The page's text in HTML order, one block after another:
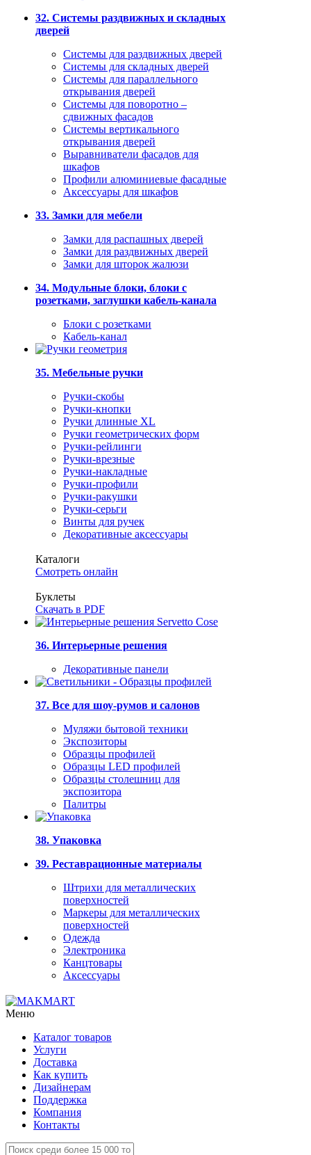
32. Системы раздвижных и складных
дверей
Системы для раздвижных дверей
Системы для складных дверей
Системы для параллельного
открывания дверей
Системы для поворотно –
сдвижных фасадов
Системы вертикального
открывания дверей
Выравниватели фасадов для
шкафов
Профили алюминиевые фасадные
Аксессуары для шкафов
33. Замки для мебели
Замки для распашных дверей
Замки для раздвижных дверей
Замки для шторок жалюзи
34. Модульные блоки, блоки с
розетками, заглушки кабель-канала
Блоки с розетками
Кабель-канал
35. Мебельные ручки
Ручки-скобы
Ручки-кнопки
Ручки длинные XL
Ручки геометрических форм
Ручки-рейлинги
Ручки-врезные
Ручки-накладные
Ручки-профили
Ручки-ракушки
Ручки-серьги
Винты для ручек
Декоративные аксессуары
Каталоги
Смотреть онлайн
Буклеты
Скачать в PDF
36. Интерьерные решения
Декоративные панели
37. Все для шоу-румов и салонов
Муляжи бытовой техники
Экспозиторы
Образцы профилей
Образцы LED профилей
Образцы столешниц для
экспозитора
Палитры
38. Упаковка
39. Реставрационные материалы
Штрихи для металлических
поверхностей
Маркеры для металлических
поверхностей
Одежда
Электроника
Канцтовары
Аксессуары
Меню
Каталог товаров
Услуги
Доставка
Как купить
Дизайнерам
Поддержка
Компания
Контакты